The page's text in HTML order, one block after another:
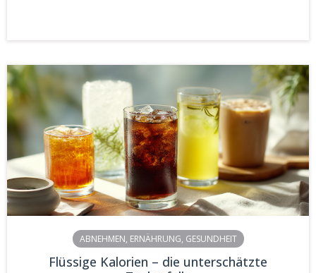
ABNEHMEN, ERNÄHRUNG, GESUNDHEIT
Flüssige Kalorien – die unterschätzte